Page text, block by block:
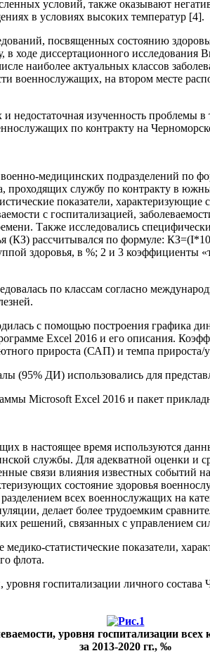
условий, также оказывают
в условиях высоких температур [4].
посвященных состоянию
ходе диссертационного
наиболее актуальных классов
военнослужащих, на втором месте
изученность проблемы в
по контракту на
медицинских подразделений по
проходящих службу по контракту в
показатели,
с госпитализацией,
Также исследовались
(КЗ) рассчитывался по формуле:
здоровья, в %; 2 и 3 коэффициенты
по классам согласно
с помощью построения графика
Excel 2016 и его описания.
прироста (САП) и темпа прироста/
(95% ДИ) использовались для
Microsoft Excel 2016 и пакет
в настоящее время используются
службы. Для адекватной оценки и
связи влияния известных событий
состояние здоровья
всех военнослужащих на
делает более трудоемким
решений, связанных с управлением
статистические показатели,
флота.
госпитализации личного
уровня госпитализации
за 2013-2020 гг., ‰